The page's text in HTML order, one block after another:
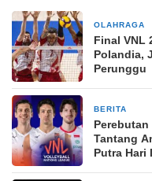
OLAHRAGA
Final VNL
Polandia,
Perunggu
BERITA
Tantang
Putra Hari